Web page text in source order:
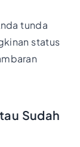
tunda
status
Sudah